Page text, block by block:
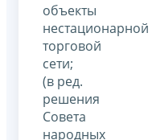
объекты
нестационарной
торговой
сети;
(в ред.
решения
Совета
народных